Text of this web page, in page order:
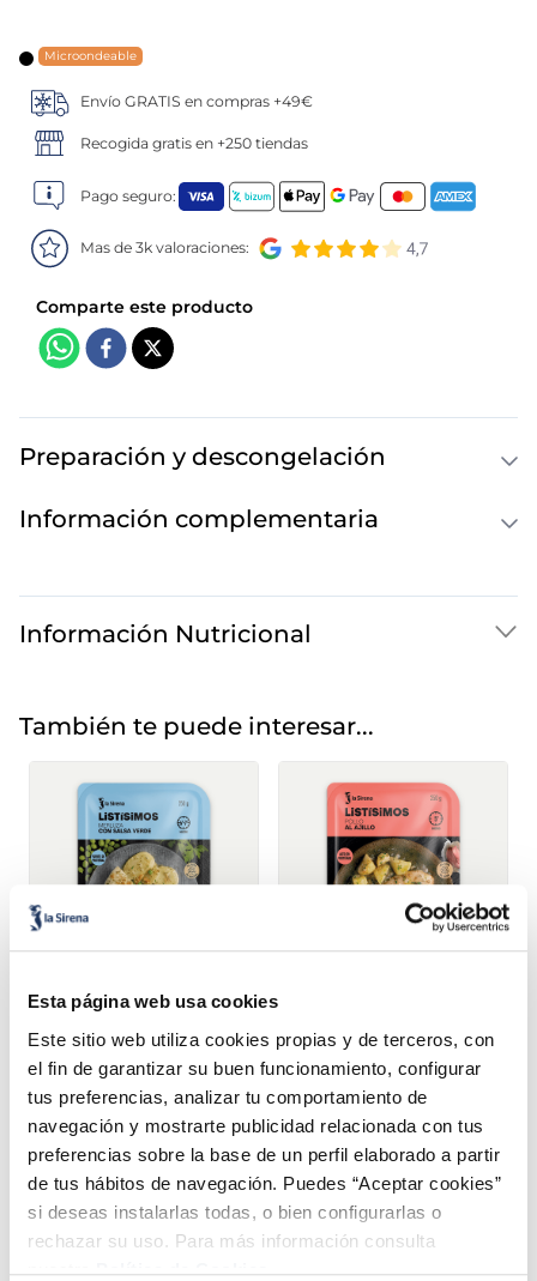
Esta página web usa cookies
Este sitio web utiliza cookies propias y de terceros, con
el fin de garantizar su buen funcionamiento, configurar
tus preferencias, analizar tu comportamiento de
navegación y mostrarte publicidad relacionada con tus
preferencias sobre la base de un perfil elaborado a partir
de tus hábitos de navegación. Puedes “Aceptar cookies”
si deseas instalarlas todas, o bien configurarlas o
rechazar su uso. Para más información consulta
nuestraPolítica de Cookies.
Microondeable
Envío GRATIS en compras +49€
Recogida gratis en +250 tiendas
Pago seguro:
Mas de 3k valoraciones:
Preparación y descongelación
Información complementaria
Información Nutricional
También te puede interesar...
Merluza con salsa verde
Listísimos
2,99 €
Bandeja 250g
Añadir
2,99 € Bandeja 250g
8. listísimos
. gambon
10. pollo